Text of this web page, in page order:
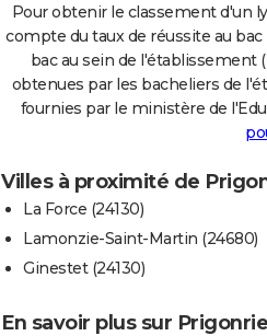
Pour obtenir le classement d'un
compte du taux de réussite au bac
bac au sein de l'établissement
obtenues par les bacheliers de
fournies par le ministère de
Villes à proximité de
La Force (24130)
Lamonzie-Saint-Martin (24680)
Ginestet (24130)
En savoir plus sur